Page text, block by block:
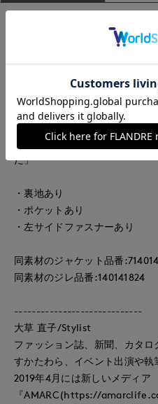
～Okusa's comment～
「カシミヤならではの、しな
で、足捌きの良さとサイドに
トを叶えました。ウールやシ
の落ち感やドレープ感、そし
た自信作。靴やシーンを限定
た」
・裏地あり
・ポケットあり
・左サイドファスナーあり
同素材のジャケット品番
同素材のジレ品番:140141824
-----------------------------
大草 直子/Stylist
ファッション誌、新聞、カタ
すかたわら、イベント出演や執
2019年4月には新しいメディア
『AMARC(https://